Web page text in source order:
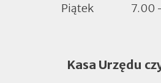
Piątek
7.00
Kasa Urzędu